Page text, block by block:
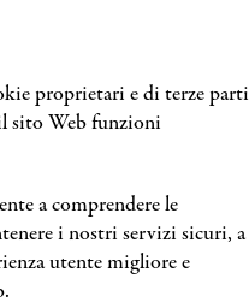
proprietari e di terze parti
sito Web funzioni
a comprendere le
i nostri servizi sicuri, a
utente migliore e